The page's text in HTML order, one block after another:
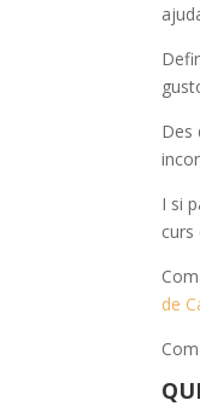
Des
I si
curs
de